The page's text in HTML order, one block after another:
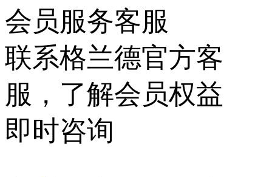
会员服务客服
联系格兰德官方客
服，了解会员权益
即时咨询